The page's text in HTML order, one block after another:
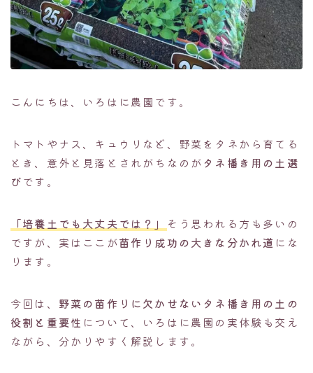
こんにちは、いろはに農園です。
トマトやナス、キュウリなど、野菜をタネから育てる
とき、意外と見落とされがちなのが タネ播き用の土選
びです。
「培養土でも大丈夫では？」
そう思われる方も多いの
ですが、実はここが苗作り成功の大きな分かれ道 にな
ります。
今回は、 野菜の苗作りに欠かせないタネ播き用の土の
役割と重要性 について、いろはに農園の実体験も交え
ながら、分かりやすく解説します。